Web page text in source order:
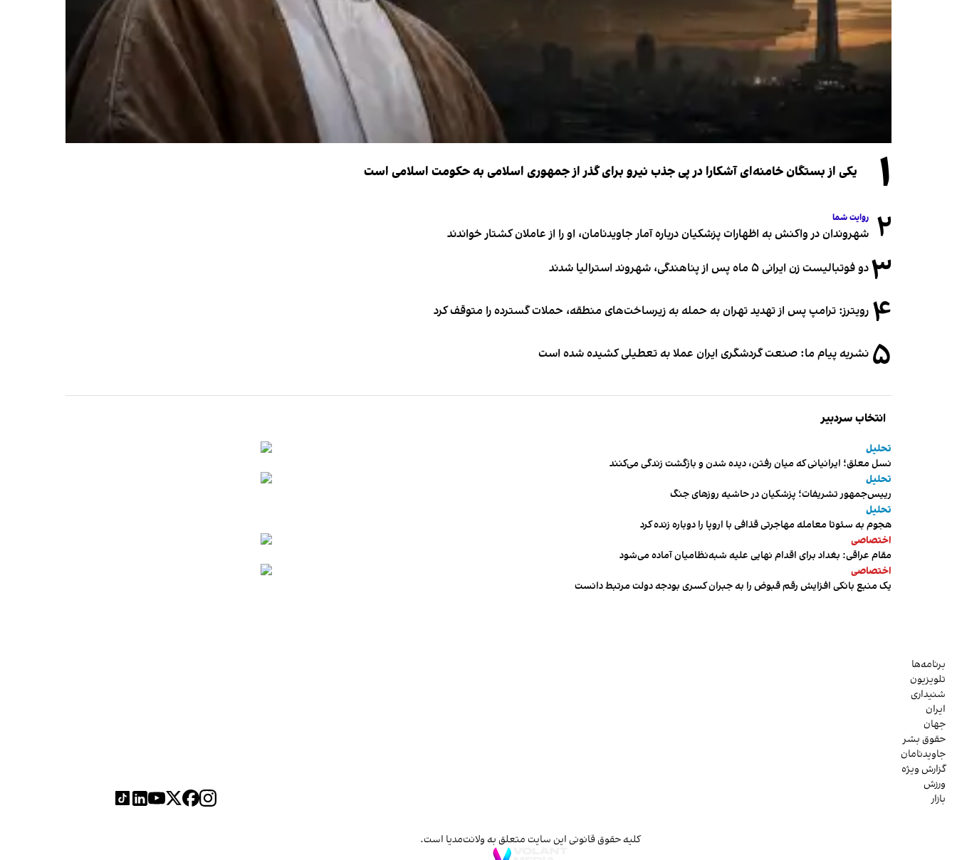
۱ یکی از بستگان خامنه‌ای آشکارا در پی جذب نیرو برای گذر از جمهوری اسلامی به حکومت اسلامی است
۲ روایت شما
شهروندان در واکنش به اظهارات پزشکیان درباره آمار جاویدنامان، او را از عاملان کشتار خواندند
۳دو فوتبالیست زن ایرانی ۵ ماه پس از پناهندگی، شهروند استرالیا شدند
۴ رویترز: ترامپ پس از تهدید تهران به حمله به زیرساخت‌های منطقه، حملات گسترده را متوقف کرد
۵ نشریه پیام ما: صنعت گردشگری ایران عملا به تعطیلی کشیده شده است
انتخاب سردبیر
تحلیل
نسل معلق؛ ایرانیانی که میان رفتن، دیده شدن و بازگشت زندگی می‌کنند
تحلیل
رییس‌جمهور تشریفات؛ پزشکیان در حاشیه روزهای جنگ
تحلیل
هجوم به سئوتا معامله مهاجرتی قذافی با اروپا را دوباره زنده کرد
اختصاصی
مقام عراقی: بغداد برای اقدام نهایی علیه شبه‌نظامیان آماده می‌شود
اختصاصی
یک منبع بانکی افزایش رقم قبوض را به جبران کسری بودجه دولت مرتبط دانست
برنامه‌ها
تلویزیون
شنیداری
ایران
جهان
حقوق بشر
جاویدنامان
گزارش ویژه
ورزش
بازار
کلیه حقوق قانونی این سایت متعلق به ولانت‌مدیا است.